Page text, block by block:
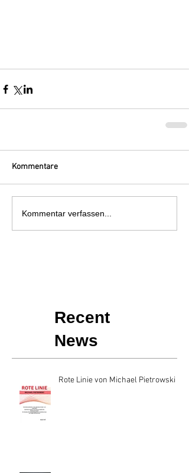
Kommentare
Kommentar verfassen...
Recent
News
Rote Linie von Michael Pietrowski